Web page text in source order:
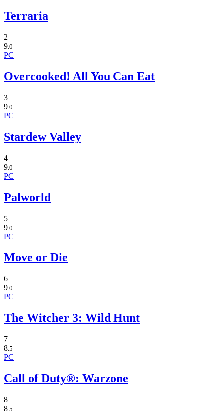
Terraria
2
9.0
PC
Overcooked! All You Can Eat
3
9 .0
PC
Stardew Valley
4
9 .0
PC
Palworld
5
9 .0
PC
Move or Die
6
9.0
PC
The Witcher 3: Wild Hunt
7
8.5
PC
Call of Duty®: Warzone
8
8.5